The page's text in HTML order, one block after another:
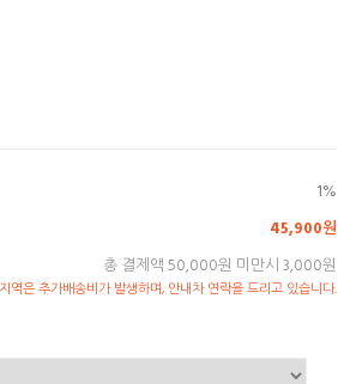
1%
45,900원
총 결제액 50,000원 미만시 3,000원
역은 추가배송비가 발생하며, 안내차 연락을 드리고 있습니다.